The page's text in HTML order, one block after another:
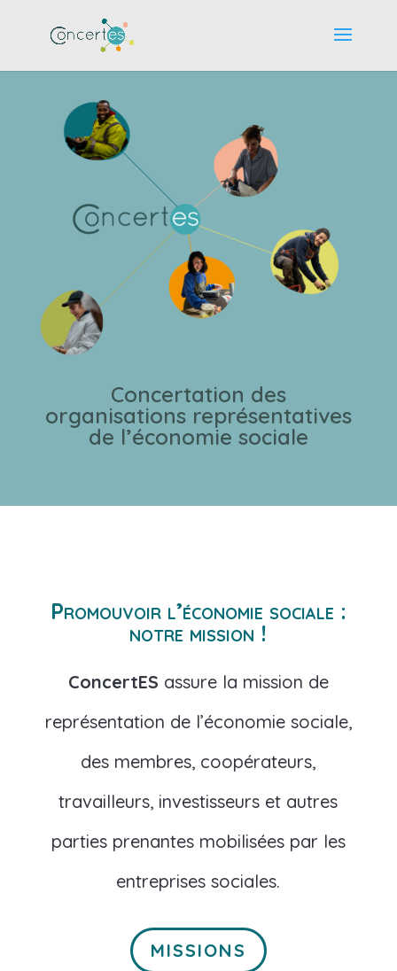
Concertation des
organisations représentatives
de l’économie sociale
Promouvoir l’économie sociale :
notre mission !
ConcertES assure la mission de
représentation de l’économie sociale,
des membres, coopérateurs,
travailleurs, investisseurs et autres
parties prenantes mobilisées par les
entreprises sociales.
MISSIONS